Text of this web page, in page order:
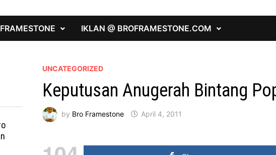
IKLAN @ BROFRAMESTONE.COM
UNCATEGORIZED
Keputusan Anugerah Bintang
by Bro Framestone April 4, 2011